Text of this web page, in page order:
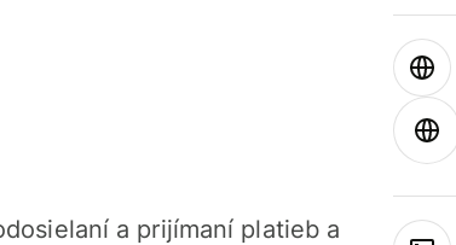
a prijímaní platieb a